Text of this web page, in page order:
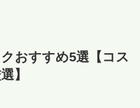
おすすめ5選【コス
】